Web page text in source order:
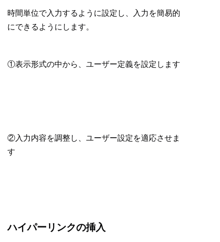
時間単位で入力するように設定し、入力を簡易的
にできるようにします。
①表示形式の中から、ユーザー定義を設定します
②入力内容を調整し、ユーザー設定を適応させま
す
ハイパーリンクの挿入